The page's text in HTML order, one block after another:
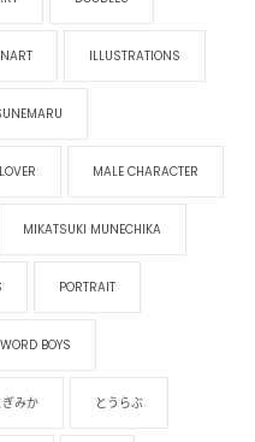
ILLUSTRATIONS
LOVER MALE CHARACTER
MIKATSUKI MUNECHIKA
PORTRAIT
BOYS
ぎみか とうらぶ